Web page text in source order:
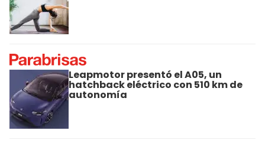
Leapmotor presentó el A05, un
hatchback eléctrico con 510 km de
autonomía